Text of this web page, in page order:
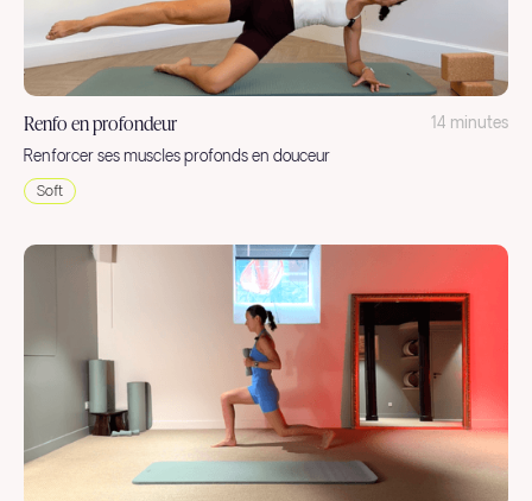
Renfo en profondeur
14 minutes
Renforcer ses muscles profonds en douceur
Soft